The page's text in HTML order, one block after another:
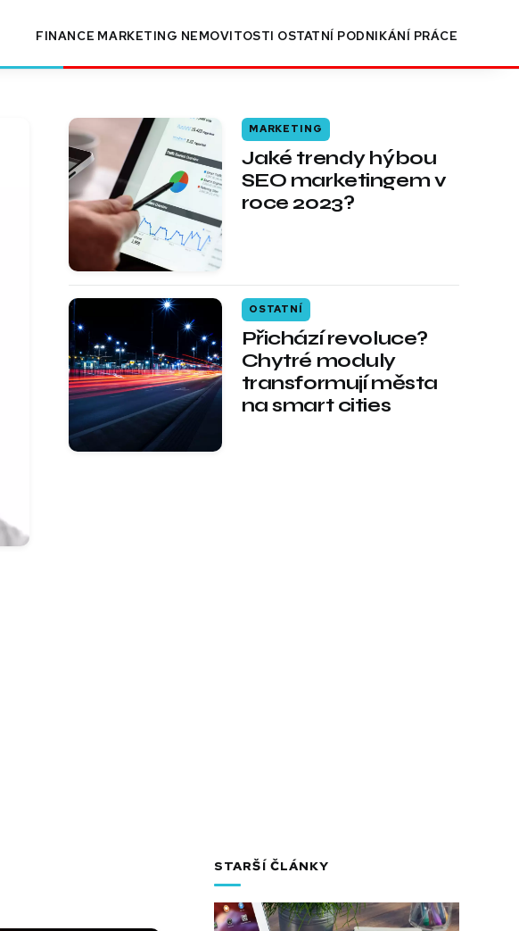
FINANCE MARKETING NEMOVITOSTI OSTATNÍ PODNIKÁNÍ PRÁCE
Jaké trendy hýbou
SEO marketingem v
roce 2023?
MARKETING
Přichází revoluce?
Chytré moduly
transformují města
na smart cities
OSTATNÍ
STARŠÍ ČLÁNKY